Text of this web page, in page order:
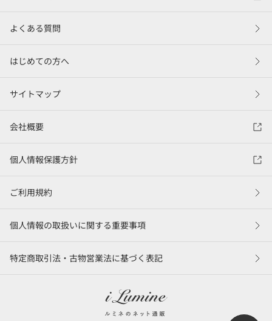
よくある質問
はじめての方へ
サイトマップ
会社概要
個人情報保護方針
ご利用規約
個人情報の取扱いに関する重要事項
特定商取引法・古物営業法に基づく表記